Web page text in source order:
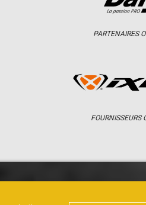
PARTENAIRES
FOURNISSEURS
CHAMPIONNAT